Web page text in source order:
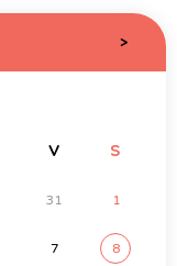
>
V S
31 1
7 8